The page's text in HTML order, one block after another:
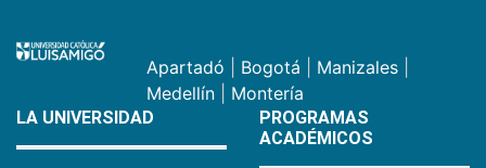
Apartadó Bogotá Manizales
Medellín
Montería
LA UNIVERSIDAD
PROGRAMAS
ACADÉMICOS